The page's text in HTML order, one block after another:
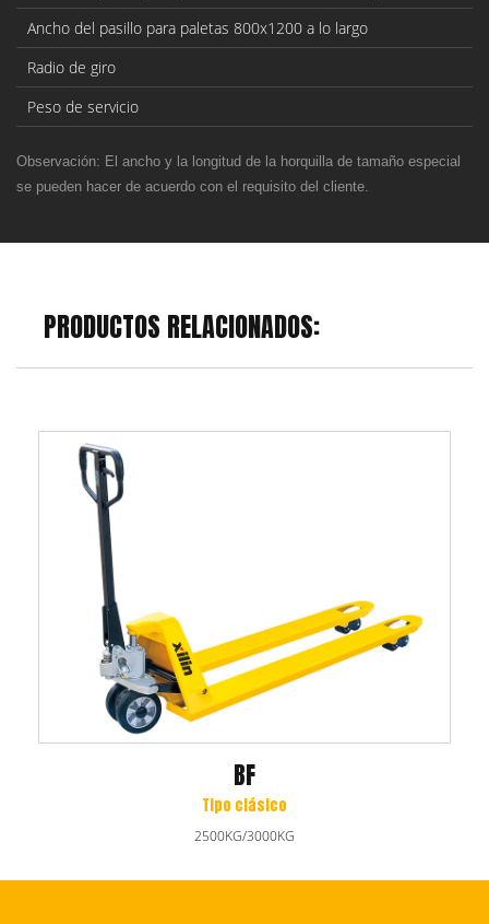
Ancho del pasillo para paletas 800x1200 a lo largo
Radio de giro
Peso de servicio
Observación: El ancho y la longitud de la horquilla de tamaño especial
se pueden hacer de acuerdo con el requisito del cliente.
PRODUCTOS RELACIONADOS:
Tipo clásico
2500KG/3000KG